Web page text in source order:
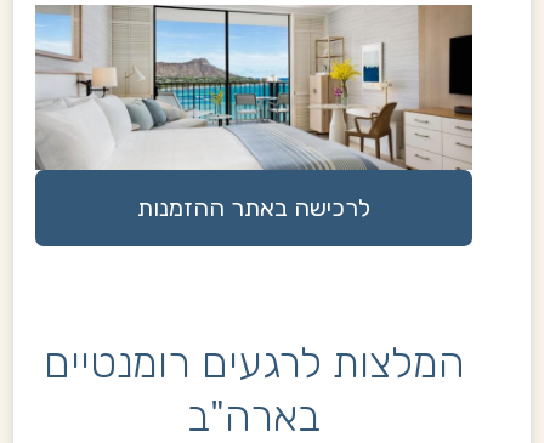
לרכישה באתר ההזמנות
המלצות לרגעים רומנטיים
בארה"ב